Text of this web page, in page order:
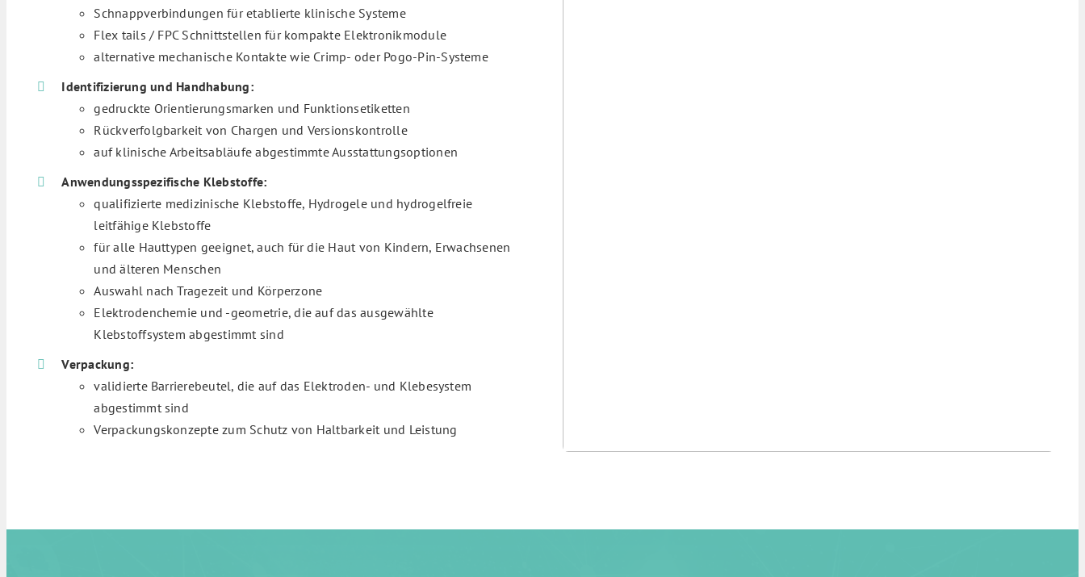
Schnappverbindungen für etablierte klinische Systeme
Flex tails / FPC Schnittstellen für kompakte Elektronikmodule
alternative mechanische Kontakte wie Crimp- oder Pogo-Pin-Systeme
Identifizierung und Handhabung:
gedruckte Orientierungsmarken und Funktionsetiketten
Rückverfolgbarkeit von Chargen und Versionskontrolle
auf klinische Arbeitsabläufe abgestimmte Ausstattungsoptionen
Anwendungsspezifische Klebstoffe:
qualifizierte medizinische Klebstoffe, Hydrogele und hydrogelfreie
leitfähige Klebstoffe
für alle Hauttypen geeignet, auch für die Haut von Kindern, Erwachsenen
und älteren Menschen
Auswahl nach Tragezeit und Körperzone
Elektrodenchemie und -geometrie, die auf das ausgewählte
Klebstoffsystem abgestimmt sind
Verpackung:
validierte Barrierebeutel, die auf das Elektroden- und Klebesystem
abgestimmt sind
Verpackungskonzepte zum Schutz von Haltbarkeit und Leistung